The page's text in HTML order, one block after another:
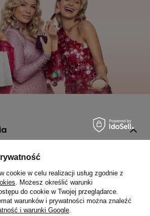
produkt
cookie w celu realizacji usług zgodnie z
. Możesz określić warunki
do cookie w Twojej przeglądarce.
warunków i prywatności można znaleźć
i warunki Google.